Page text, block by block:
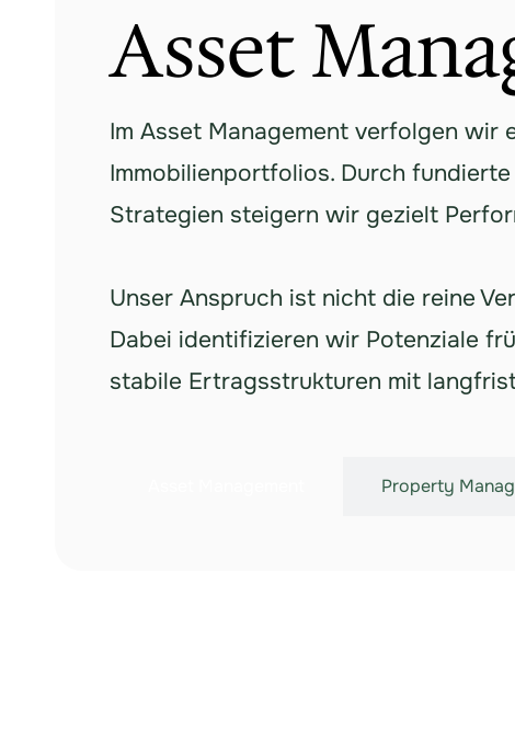
Property
Asset
Im Asset Management verfolgen wir
Immobilienportfolios. Durch
Strategien steigern wir gezielt
Unser Anspruch ist nicht die reine
Dabei identifizieren wir Potenziale
stabile Ertragsstrukturen mit